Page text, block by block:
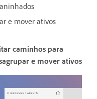
e mover ativos
caminhos para
e mover ativos